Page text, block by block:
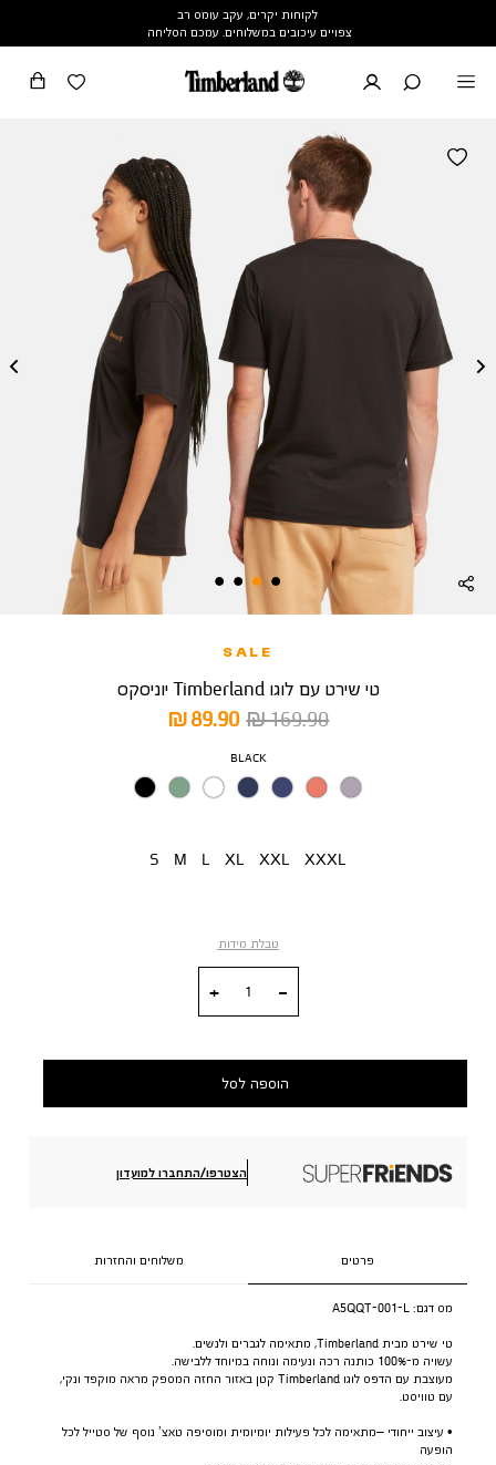
לקוחות יקרים, עקב עומס רב
צפויים עיכובים במשלוחים. עמכם הסליחה
SALE
טי שירט עם לוגו Timberland יוניסקס
מחיר
מוצר
89.90 ₪
מחיר
169.90 ₪
צבע
BLACK
S M L XL XXL XXXL
טבלת מידות
הוספה לסל
הצטרפו/התחברו למועדון
פרטים משלוחים והחזרות
מס דגם: A5QQT-001-L
טי שירט מבית Timberland, מתאימה לגברים ולנשים.
עשויה מ-100% כותנה רכה ונעימה ונוחה במיוחד ללבישה.
מעוצבת עם הדפס לוגו Timberland קטן באזור החזה המספק מראה מוקפד ונקי,
עם טוויסט.
• עיצוב ייחודי –מתאימה לכל פעילות יומיומית ומוסיפה טאצ’ נוסף של סטייל לכל
הופעה